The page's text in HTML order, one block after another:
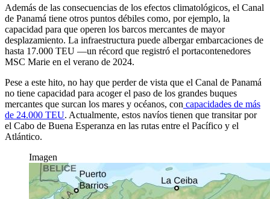
Además de las consecuencias de los efectos climatológicos, el Canal
de Panamá tiene otros puntos débiles como, por ejemplo, la
capacidad para que operen los barcos mercantes de mayor
desplazamiento. La infraestructura puede albergar embarcaciones de
hasta 17.000 TEU —un récord que registró el portacontenedores
MSC Marie en el verano de 2024.
Pese a este hito, no hay que perder de vista que el Canal de Panamá
no tiene capacidad para acoger el paso de los grandes buques
mercantes que surcan los mares y océanos, con capacidades de más
de 24.000 TEU. Actualmente, estos navíos tienen que transitar por
el Cabo de Buena Esperanza en las rutas entre el Pacífico y el
Atlántico.
Imagen